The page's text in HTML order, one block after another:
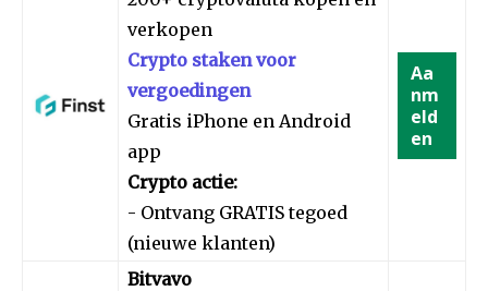
verkopen
Crypto staken voor
vergoedingen
Gratis iPhone en Android
app
Crypto actie:
- Ontvang GRATIS tegoed
(nieuwe klanten)
Aa
nm
eld
en
Bitvavo